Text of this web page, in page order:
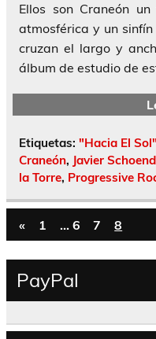
Ellos son Craneón
atmosférica y un
cruzan el largo y
álbum de estudio de
Etiquetas: "Hacia El
Craneón, Javier
la Torre, Progressive
« 1 … 6 7 8
PayPal